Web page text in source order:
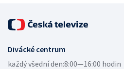
Divácké centrum
každý všední den:8:00—16:00 hodin